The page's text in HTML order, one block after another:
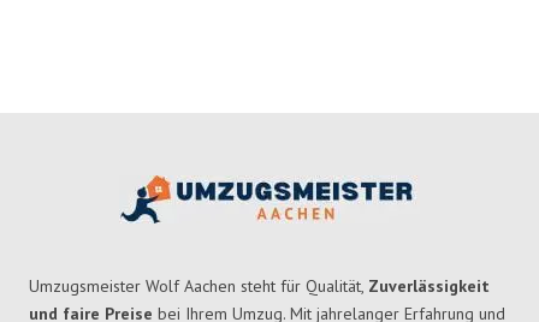
Umzugsmeister Wolf Aachen steht für Qualität, Zuverlässigkeit
und faire Preise bei Ihrem Umzug. Mit jahrelanger Erfahrung und